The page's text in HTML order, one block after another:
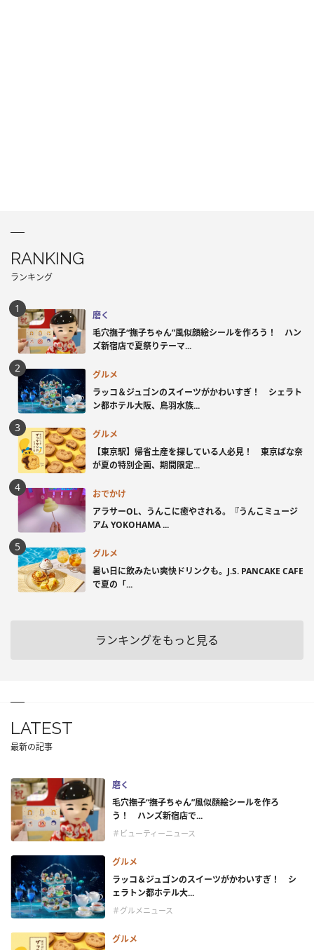
RANKING
ランキング
磨く
毛穴撫子“撫子ちゃん”風似顔絵シールを作ろう！ ハン
ズ新宿店で夏祭りテーマ...
グルメ
ラッコ＆ジュゴンのスイーツがかわいすぎ！ シェラト
ン都ホテル大阪、鳥羽水族...
グルメ
【東京駅】帰省土産を探している人必見！ 東京ばな奈
が夏の特別企画、期間限定...
おでかけ
アラサーOL、うんこに癒やされる。『うんこミュージ
アム YOKOHAMA ...
グルメ
暑い日に飲みたい爽快ドリンクも。J.S. PANCAKE CAFE
で夏の「...
ランキングをもっと見る
LATEST
最新の記事
磨く
毛穴撫子“撫子ちゃん”風似顔絵シールを作ろ
う！ ハンズ新宿店で...
＃ビューティーニュース
グルメ
ラッコ＆ジュゴンのスイーツがかわいすぎ！ シ
ェラトン都ホテル大...
＃グルメニュース
グルメ